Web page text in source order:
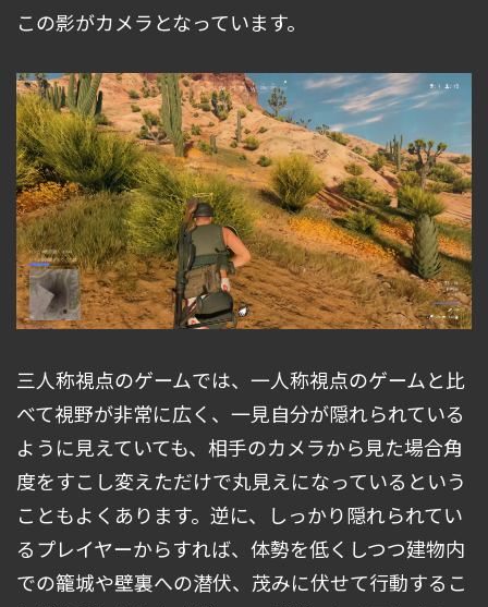
この影がカメラとなっています。
三人称視点のゲームでは、一人称視点のゲームと比
べて視野が非常に広く、一見自分が隠れられている
ように見えていても、相手のカメラから見た場合角
度をすこし変えただけで丸見えになっているという
こともよくあります。逆に、しっかり隠れられてい
るプレイヤーからすれば、体勢を低くしつつ建物内
での籠城や壁裏への潜伏、茂みに伏せて行動するこ